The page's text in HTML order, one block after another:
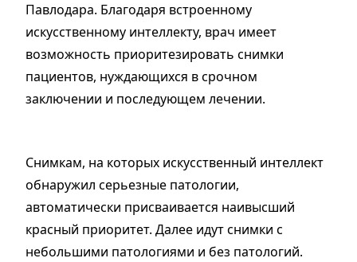
Павлодара. Благодаря встроенному
искусственному интеллекту, врач имеет
возможность приоритезировать снимки
пациентов, нуждающихся в срочном
заключении и последующем лечении.
Снимкам, на которых искусственный интеллект
обнаружил серьезные патологии,
автоматически присваивается наивысший
красный приоритет. Далее идут снимки с
небольшими патологиями и без патологий.